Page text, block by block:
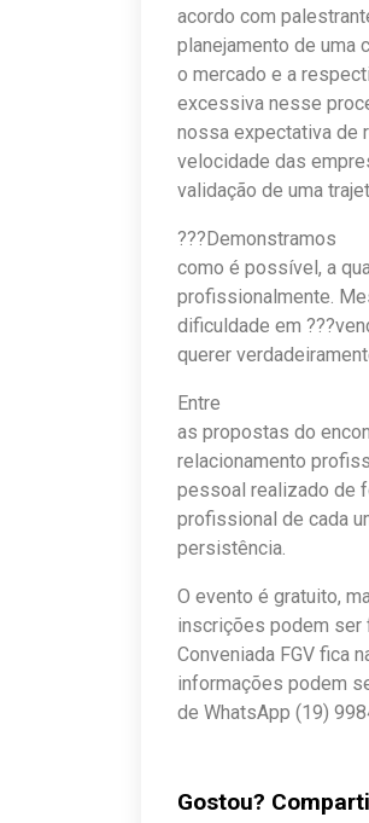
acordo com
planejamento de uma
o mercado e a
excessiva nesse
nossa expectativa de
velocidade das
validação de uma
???Demonstramos
como é possível, a
profissionalmente.
dificuldade em
querer
Entre
as propostas do
relacionamento
pessoal realizado de
profissional de cada
persistência.
O evento é gratuito,
inscrições podem
Conveniada FGV fica
informações podem
de WhatsApp (19)
Gostou?